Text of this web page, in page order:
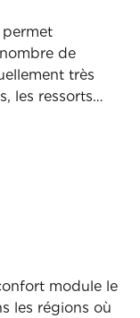
de
très
les ressorts
les
module le
les régions où